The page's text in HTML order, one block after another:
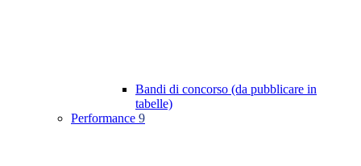
Bandi di concorso (da pubblicare in
tabelle)
Performance 9